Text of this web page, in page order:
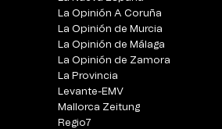
La Opinión A Coruña
La Opinión de Murcia
La Opinión de Málaga
La Opinión de Zamora
La Provincia
Levante-EMV
Mallorca Zeitung
Regio7